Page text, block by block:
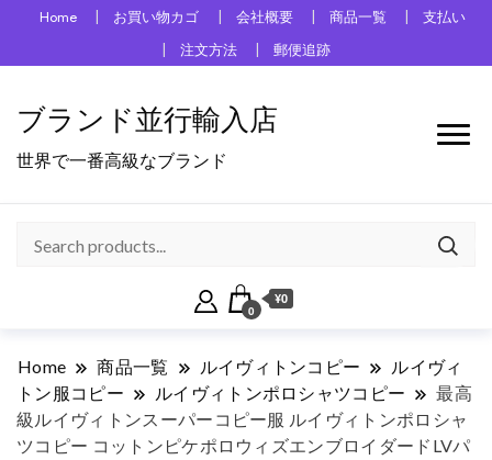
Home お買い物カゴ 会社概要 商品一覧
支払い
注文方法
郵便追跡
ブランド並行輸入店
世界で一番高級なブランド
0
¥0
Home 商品一覧 ルイヴィトンコピー
ルイヴィ
トン服コピー
ルイヴィトンポロシャツコピー
最高
級ルイヴィトンスーパーコピー服 ルイヴィトンポロシャ
ツコピー コットンピケポロウィズエンブロイダードLVパ